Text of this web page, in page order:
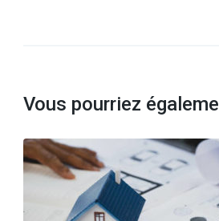
Vous pourriez